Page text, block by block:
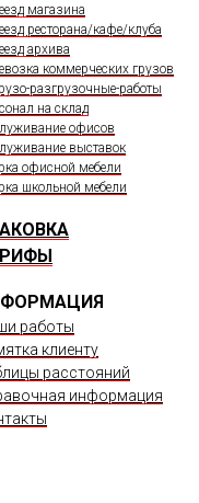
магазина
ресторана/кафе/клуба
архива
коммерческих грузов
разгрузочные-работы
на склад
офисов
выставок
офисной мебели
школьной мебели
работы
клиенту
расстояний
информация